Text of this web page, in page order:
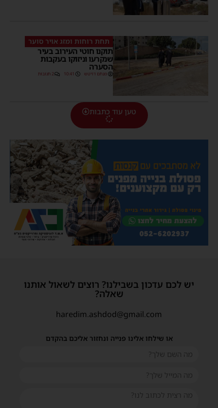
תחת רוחות ומזג אויר סוער
תוקנו חוטי העירוב בעיר
שנקרעו וניזוקו בעקבות
הסערה
מנחם דויטש 10:41 2 תגובות
טען עוד כתבות
יש לכם עדכון בשבילנו? רוצים לשאול אותנו
שאלה?
haredim.ashdod@gmail.com
או שילחו אלינו פנייה ונחזור אליכם בהקדם